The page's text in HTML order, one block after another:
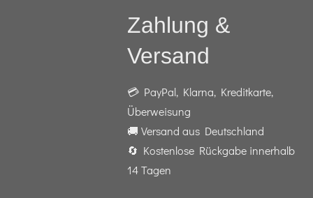
Zahlung &
Versand
💳 PayPal, Klarna, Kreditkarte,
Überweisung
🚚 Versand aus Deutschland
🔄 Kostenlose Rückgabe innerhalb
14 Tagen